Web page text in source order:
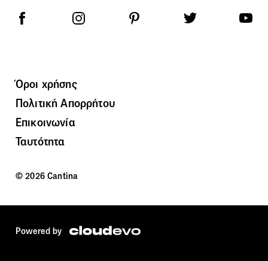
Όροι χρήσης
Πολιτική Απορρήτου
Επικοινωνία
Ταυτότητα
© 2026 Cantina
Powered by